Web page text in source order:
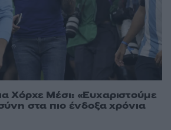
Χόρχε Μέσι: «Ευχαριστούμε
στα πιο ένδοξα χρόνια